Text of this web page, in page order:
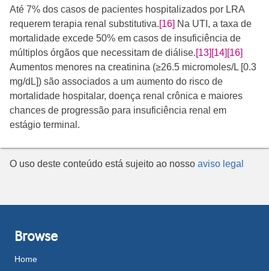
​Até 7% dos casos de pacientes hospitalizados por LRA
requerem terapia renal substitutiva.[16] Na UTI, a taxa de
mortalidade excede 50% em casos de insuficiência de
múltiplos órgãos que necessitam de diálise.[13] [14] [16]
Aumentos menores na creatinina (≥26.5 micromoles/L [0.3
mg/dL]) são associados a um aumento do risco de
mortalidade hospitalar, doença renal crônica e maiores
chances de progressão para insuficiência renal em
estágio terminal.
O uso deste conteúdo está sujeito ao nosso aviso legal
Browse
Home